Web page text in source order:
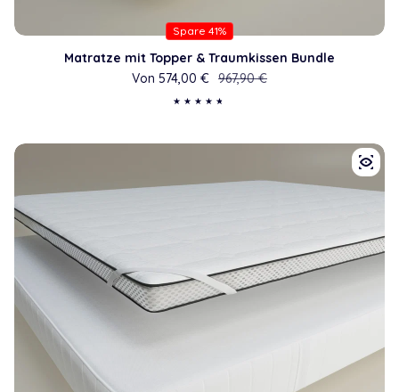
Spare 41%
Matratze mit Topper & Traumkissen Bundle
Verkaufspreis
Von 574,00 €Regulärer Preis
967,90 €